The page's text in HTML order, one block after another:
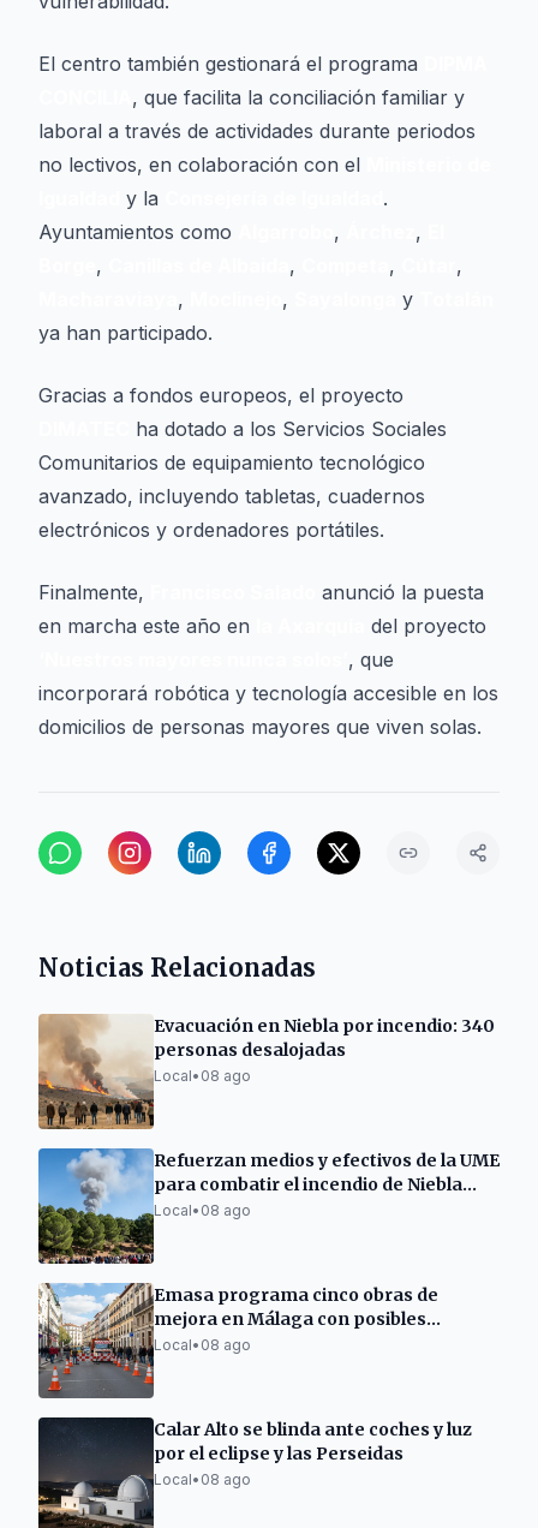
El centro también gestionará el programa
, que facilita la conciliación familiar y
laboral a través de actividades durante periodos
no lectivos, en colaboración con el
y la
.
Ayuntamientos como
, ,
, , ,
,
, , y
ya han participado.
Gracias a fondos europeos, el proyecto
ha dotado a los Servicios Sociales
Comunitarios de equipamiento tecnológico
avanzado, incluyendo tabletas, cuadernos
electrónicos y ordenadores portátiles.
Finalmente,
anunció la puesta
en marcha este año en
del proyecto
, que
incorporará robótica y tecnología accesible en los
domicilios de personas mayores que viven solas.
Noticias Relacionadas
Evacuación en Niebla por incendio: 340
personas desalojadas
Local• 08 ago
Refuerzan medios y efectivos de la UME
para combatir el incendio de Niebla
(Huelva)
Local• 08 ago
Emasa programa cinco obras de
mejora en Málaga con posibles
afectaciones
Local• 08 ago
Calar Alto se blinda ante coches y luz
por el eclipse y las Perseidas
Local• 08 ago